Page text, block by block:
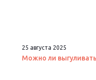
25 августа 2025
Можно ли